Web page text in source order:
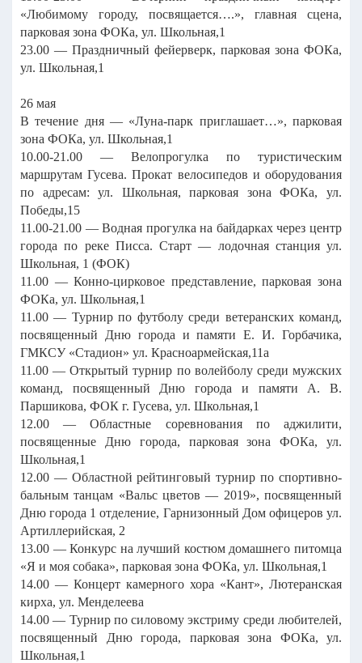
«Любимому городу, посвящается….», главная сцена,
парковая зона ФОКа, ул. Школьная,1
23.00 — Праздничный фейерверк, парковая зона ФОКа,
ул. Школьная,1
26 мая
В течение дня — «Луна-парк приглашает…», парковая
зона ФОКа, ул. Школьная,1
10.00-21.00 — Велопрогулка по туристическим
маршрутам Гусева. Прокат велосипедов и оборудования
по адресам: ул. Школьная, парковая зона ФОКа, ул.
Победы,15
11.00-21.00 — Водная прогулка на байдарках через центр
города по реке Писса. Старт — лодочная станция ул.
Школьная, 1 (ФОК)
11.00 — Конно-цирковое представление, парковая зона
ФОКа, ул. Школьная,1
11.00 — Турнир по футболу среди ветеранских команд,
посвященный Дню города и памяти Е. И. Горбачика,
ГМКСУ «Стадион» ул. Красноармейская,11а
11.00 — Открытый турнир по волейболу среди мужских
команд, посвященный Дню города и памяти А. В.
Паршикова, ФОК г. Гусева, ул. Школьная,1
12.00 — Областные соревнования по аджилити,
посвященные Дню города, парковая зона ФОКа, ул.
Школьная,1
12.00 — Областной рейтинговый турнир по спортивно-
бальным танцам «Вальс цветов — 2019», посвященный
Дню города 1 отделение, Гарнизонный Дом офицеров ул.
Артиллерийская, 2
13.00 — Конкурс на лучший костюм домашнего питомца
«Я и моя собака», парковая зона ФОКа, ул. Школьная,1
14.00 — Концерт камерного хора «Кант», Лютеранская
кирха, ул. Менделеева
14.00 — Турнир по силовому экстриму среди любителей,
посвященный Дню города, парковая зона ФОКа, ул.
Школьная,1